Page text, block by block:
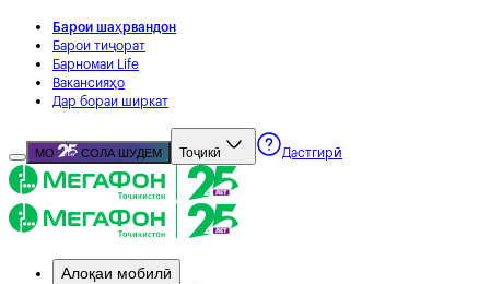
Барои шаҳрвандон
Барои тиҷорат
Барномаи Life
Вакансияҳо
Дар бораи ширкат
МО СОЛА ШУДЕМ Тоҷикӣ Дастгирӣ
Алоқаи мобилӣ